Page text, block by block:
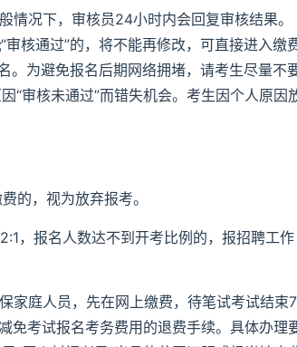
情况下，审核员24小时内会回复审核结果。
核通过”的，将不能再修改，可直接进入缴
。为避免报名后期网络拥堵，请考生尽量不
“审核未通过”而错失机会。考生因个人原因
的，视为放弃报考。
，报名人数达不到开考比例的，报招聘工作
家庭人员，先在网上缴费，待笔试考试结束7
免考试报名考务费用的退费手续。具体办理